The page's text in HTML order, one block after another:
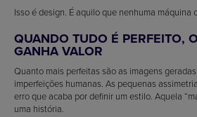
Isso é design. É aquilo que nenhuma máquina
QUANDO TUDO É PERFEITO,
GANHA VALOR
Quanto mais perfeitas são as imagens
imperfeições humanas. As pequenas
erro que acaba por definir um estilo. Aquela
uma história.